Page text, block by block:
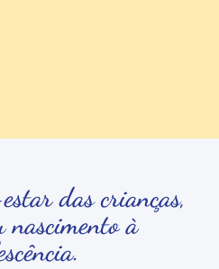
das crianças,
nascimento à